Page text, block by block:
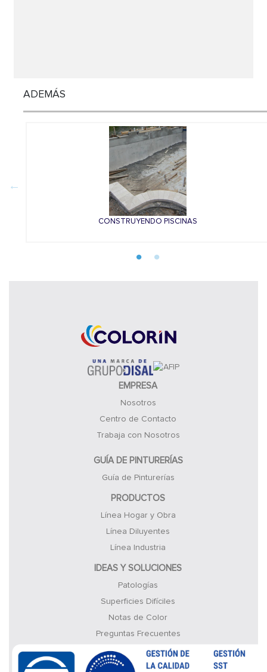
ADEMÁS
CONSTRUYENDO PISCINAS
EMPRESA
Nosotros
Centro de Contacto
Trabaja con Nosotros
GUÍA DE PINTURERÍAS
Guía de Pinturerías
PRODUCTOS
Línea Hogar y Obra
Línea Diluyentes
Línea Industria
IDEAS Y SOLUCIONES
Patologías
Superficies Difíciles
Notas de Color
Preguntas Frecuentes